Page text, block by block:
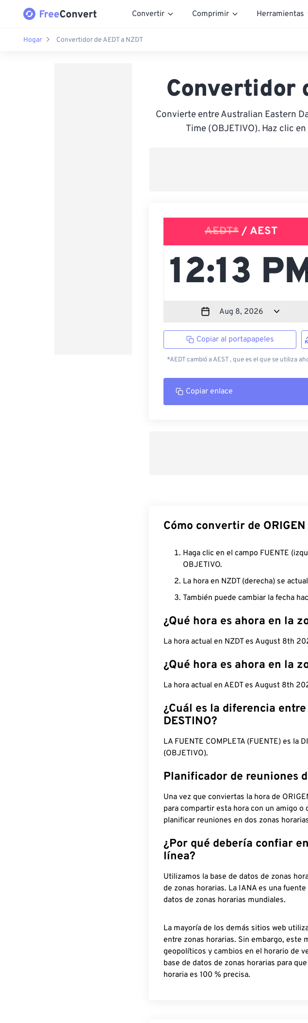
Convertir Comprimir Herramientas
Hogar Convertidor de AEDT a NZDT
Convertidor
Convierte entre Australian Eastern
Time (OBJETIVO). Haz clic
AEDT* / AEST
Copiar al portapapeles
*AEDT cambió a AEST , que es el que se utiliza
Copiar enlace
Cómo convertir de ORIGEN
Haga clic en el campo FUENTE
OBJETIVO.
La hora en NZDT (derecha) se
También puede cambiar la fecha
¿Qué hora es ahora en la
La hora actual en NZDT es August 8th
¿Qué hora es ahora en la
La hora actual en AEDT es August 8th
¿Cuál es la diferencia
DESTINO?
LA FUENTE COMPLETA (FUENTE) es la
(OBJETIVO).
Planificador de reuniones
Una vez que conviertas la hora de
para compartir esta hora con un amigo
planificar reuniones en dos zonas
¿Por qué debería confiar
línea?
Utilizamos la base de datos de zonas
de zonas horarias. La IANA es una
datos de zonas horarias mundiales.
La mayoría de los demás sitios web
entre zonas horarias. Sin embargo, este
geopolíticos y cambios en el horario de
base de datos de zonas horarias para
horaria es 100 % precisa.